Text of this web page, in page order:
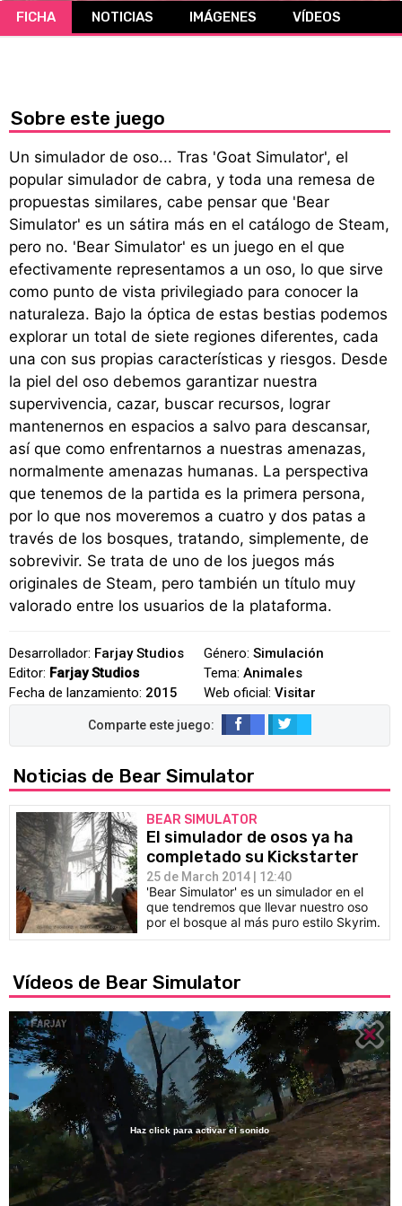
CÓMICS
FICHA NOTICIAS IMÁGENES VÍDEOS
Sobre este juego
Un simulador de oso... Tras 'Goat Simulator', el
popular simulador de cabra, y toda una remesa de
propuestas similares, cabe pensar que 'Bear
Simulator' es un sátira más en el catálogo de Steam,
pero no. 'Bear Simulator' es un juego en el que
efectivamente representamos a un oso, lo que sirve
como punto de vista privilegiado para conocer la
naturaleza. Bajo la óptica de estas bestias podemos
explorar un total de siete regiones diferentes, cada
una con sus propias características y riesgos. Desde
la piel del oso debemos garantizar nuestra
supervivencia, cazar, buscar recursos, lograr
mantenernos en espacios a salvo para descansar,
así que como enfrentarnos a nuestras amenazas,
normalmente amenazas humanas. La perspectiva
que tenemos de la partida es la primera persona,
por lo que nos moveremos a cuatro y dos patas a
través de los bosques, tratando, simplemente, de
sobrevivir. Se trata de uno de los juegos más
originales de Steam, pero también un título muy
valorado entre los usuarios de la plataforma.
Desarrollador: Farjay Studios
Editor: Farjay Studios
Fecha de lanzamiento: 2015
Género: Simulación
Tema: Animales
Web oficial: Visitar
Noticias de Bear Simulator
BEAR SIMULATOR
El simulador de osos ya ha
completado su Kickstarter
25 de March 2014 | 12:40
'Bear Simulator' es un simulador en el
que tendremos que llevar nuestro oso
por el bosque al más puro estilo Skyrim.
Vídeos de Bear Simulator
Unmute /
Loaded
Haz click para activar el sonido